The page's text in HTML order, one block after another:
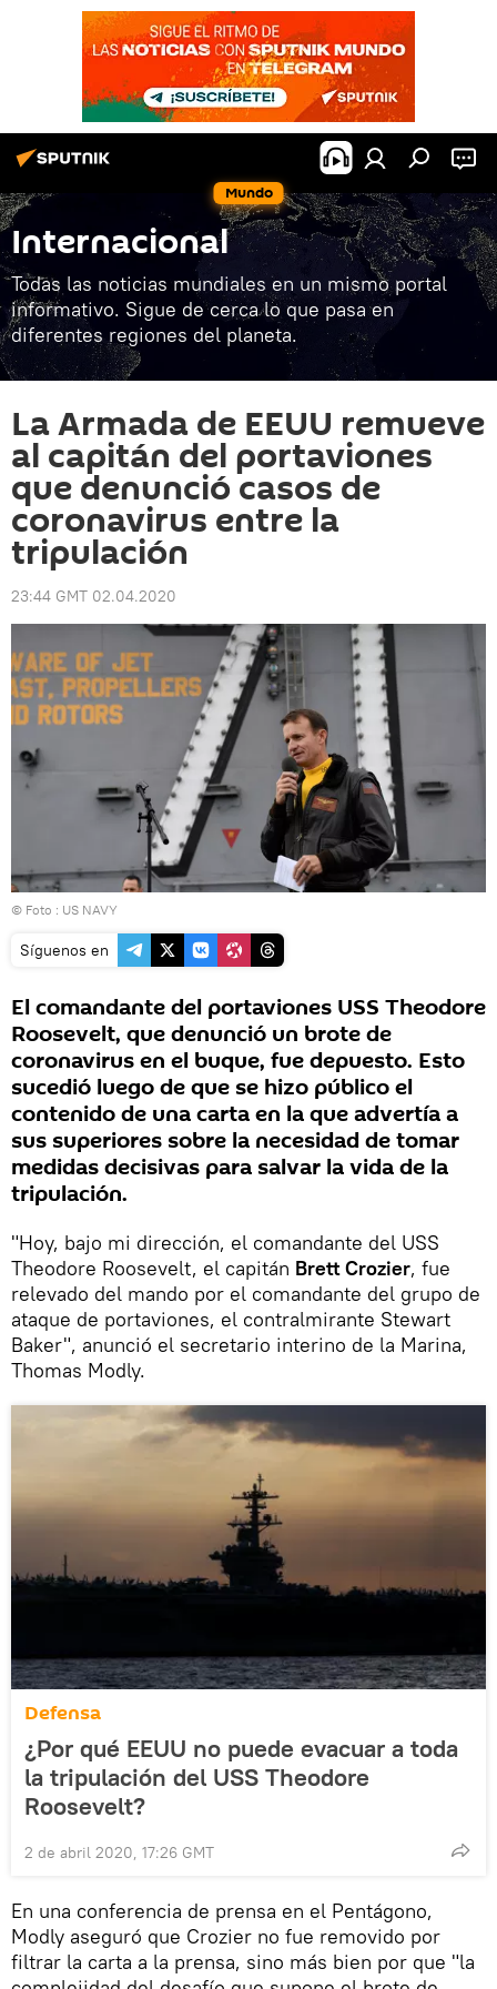
Mundo
Internacional
Todas las noticias mundiales en un mismo portal
informativo. Sigue de cerca lo que pasa en
diferentes regiones del planeta.
La Armada de EEUU remueve
al capitán del portaviones
que denunció casos de
coronavirus entre la
tripulación
23:44 GMT 02.04.2020
© Foto : US NAVY
Síguenos en
El comandante del portaviones USS Theodore
Roosevelt, que denunció un brote de
coronavirus en el buque, fue depuesto. Esto
sucedió luego de que se hizo público el
contenido de una carta en la que advertía a
sus superiores sobre la necesidad de tomar
medidas decisivas para salvar la vida de la
tripulación.
"Hoy, bajo mi dirección, el comandante del USS
Theodore Roosevelt, el capitán Brett Crozier, fue
relevado del mando por el comandante del grupo de
ataque de portaviones, el contralmirante Stewart
Baker", anunció el secretario interino de la Marina,
Thomas Modly.
Defensa
¿Por qué EEUU no puede evacuar a toda
la tripulación del USS Theodore
Roosevelt?
2 de abril 2020, 17:26 GMT
En una conferencia de prensa en el Pentágono,
Modly aseguró que Crozier no fue removido por
filtrar la carta a la prensa, sino más bien por que "la